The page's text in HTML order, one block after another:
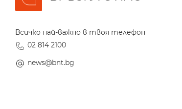
Всичко най-важно в твоя телефон
02 814 2100
news@bnt.bg